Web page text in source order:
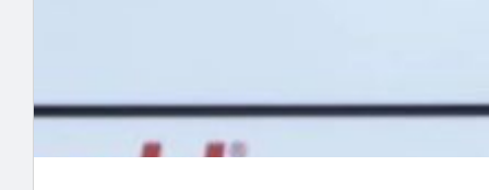
Encuentra tu noticia